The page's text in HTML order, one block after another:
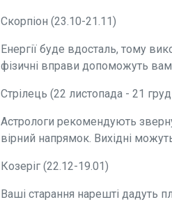
Скорпіон (23.10-21.11)
Енергії буде вдосталь, тому
фізичні вправи допоможуть
Стрілець (22 листопада - 21
Астрологи рекомендують
вірний напрямок. Вихідні
Козеріг (22.12-19.01)
Ваші старання нарешті дадуть